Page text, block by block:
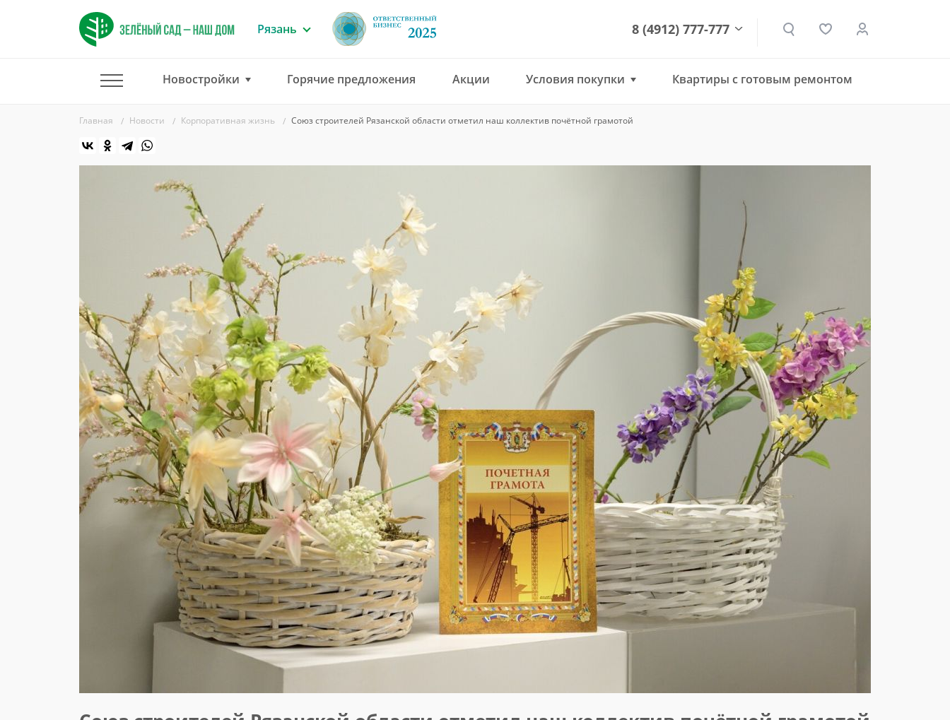
Рязань 8 (4912) 777-777
office@green-garden.ru
Новостройки Горячие предложения Акции Условия покупки Квартиры с готовым ремонтом
Главная Новости Корпоративная жизнь Союз строителей Рязанской области отметил наш коллектив почётной грамотой